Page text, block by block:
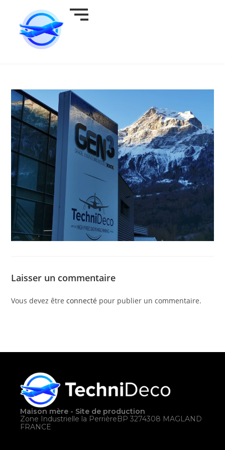
Laisser un commentaire
Vous devez êtreconnecté pour publier un commentaire.
Maison mère - Site de production
Zone Industrielle la PerrièreBP 3274308 MAGLAND
FRANCE